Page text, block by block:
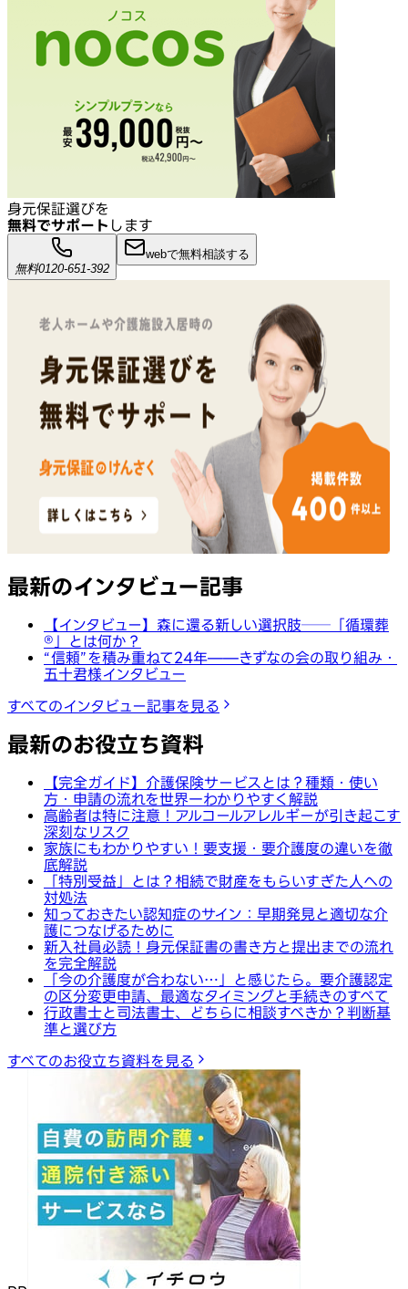
身元保証選びを
無料でサポート します
無料0120-651-392
webで無料相談する
最新のインタビュー記事
【インタビュー】森に還る新しい選択肢──「循環葬
®︎」とは何か？
“信頼”を積み重ねて24年——きずなの会の取り組み・
五十君様インタビュー
すべてのインタビュー記事を見る
最新のお役立ち資料
【完全ガイド】介護保険サービスとは？種類・使い
方・申請の流れを世界一わかりやすく解説
高齢者は特に注意！アルコールアレルギーが引き起こす
深刻なリスク
家族にもわかりやすい！要支援・要介護度の違いを徹
底解説
「特別受益」とは？相続で財産をもらいすぎた人への
対処法
知っておきたい認知症のサイン：早期発見と適切な介
護につなげるために
新入社員必読！身元保証書の書き方と提出までの流れ
を完全解説
「今の介護度が合わない…」と感じたら。要介護認定
の区分変更申請、最適なタイミングと手続きのすべて
行政書士と司法書士、どちらに相談すべきか？判断基
準と選び方
すべてのお役立ち資料を見る